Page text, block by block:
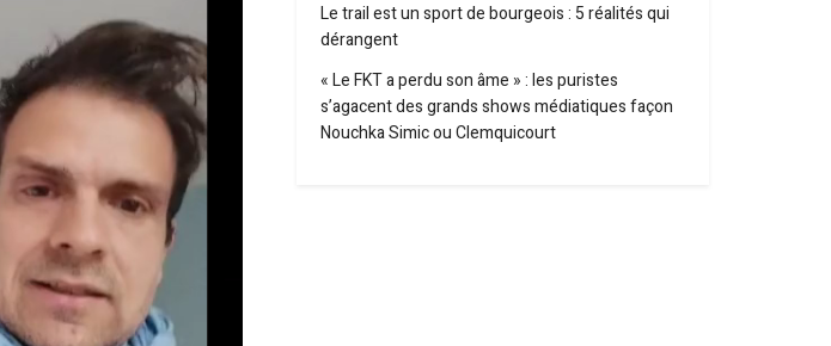
Le trail est un sport de bourgeois : 5 réalités qui
dérangent
« Le FKT a perdu son âme » : les puristes
s’agacent des grands shows médiatiques façon
Nouchka Simic ou Clemquicourt